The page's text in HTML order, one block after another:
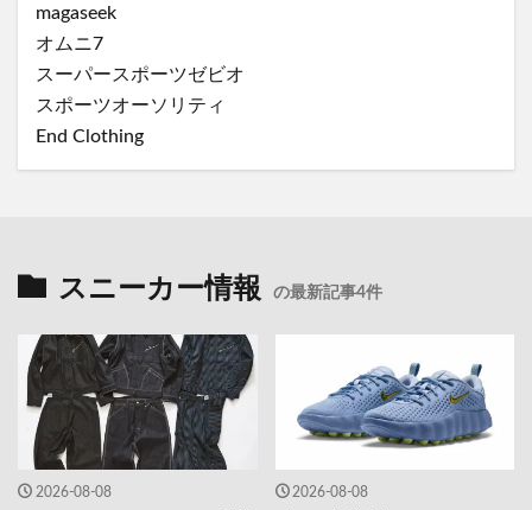
magaseek
オムニ7
スーパースポーツゼビオ
スポーツオーソリティ
End Clothing
スニーカー情報 の最新記事4件
2026-08-08 2026-08-08